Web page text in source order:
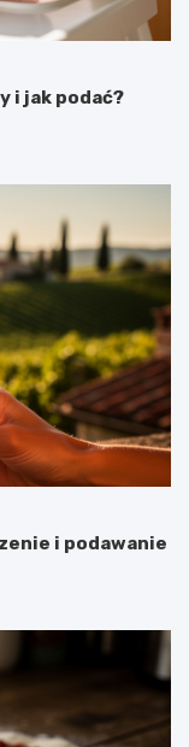
i jak podać?
i podawanie